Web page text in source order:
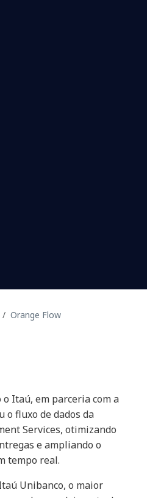
Orange Flow
Itaú, em parceria com a
o fluxo de dados da
Services, otimizando
e ampliando o
tempo real.
Unibanco, o maior